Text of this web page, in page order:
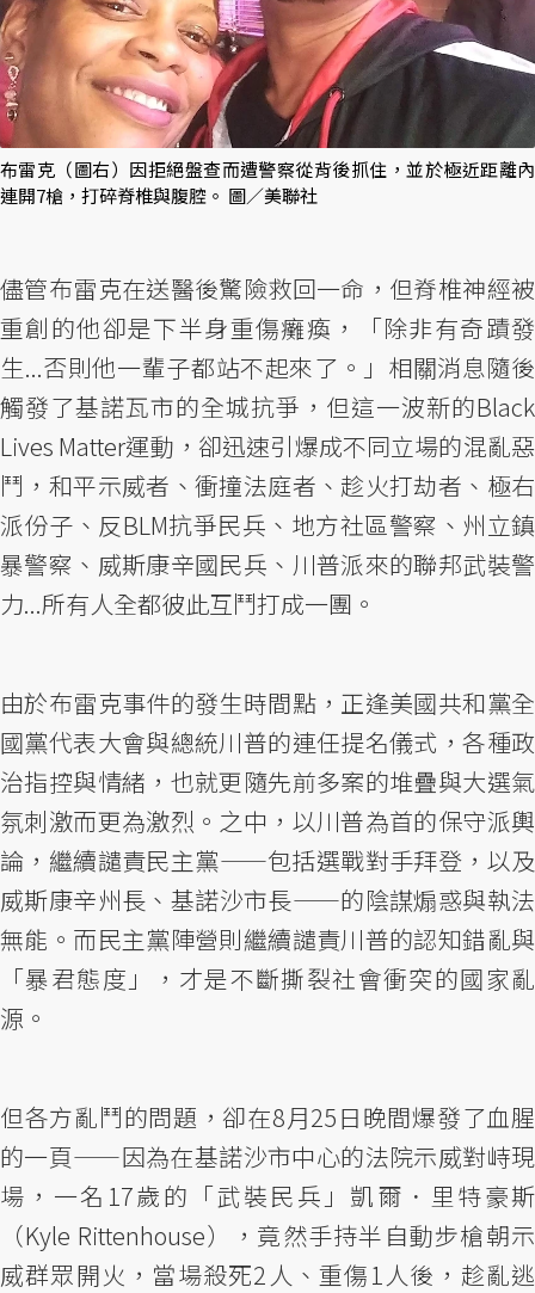
布雷克（圖右）因拒絕盤查而遭警察從背後抓住，並於極近距離內
連開7槍，打碎脊椎與腹腔。 圖／美聯社
儘管布雷克在送醫後驚險救回一命，但脊椎神經被
重創的他卻是下半身重傷癱瘓，「除非有奇蹟發
生...否則他一輩子都站不起來了。」相關消息隨後
觸發了基諾瓦市的全城抗爭，但這一波新的Black
Lives Matter運動，卻迅速引爆成不同立場的混亂惡
鬥，和平示威者、衝撞法庭者、趁火打劫者、極右
派份子、反BLM抗爭民兵、地方社區警察、州立鎮
暴警察、威斯康辛國民兵、川普派來的聯邦武裝警
力...所有人全都彼此互鬥打成一團。
由於布雷克事件的發生時間點，正逢美國共和黨全
國黨代表大會與總統川普的連任提名儀式，各種政
治指控與情緒，也就更隨先前多案的堆疊與大選氣
氛刺激而更為激烈。之中，以川普為首的保守派輿
論，繼續譴責民主黨——包括選戰對手拜登，以及
威斯康辛州長、基諾沙市長——的陰謀煽惑與執法
無能。而民主黨陣營則繼續譴責川普的認知錯亂與
「暴君態度」，才是不斷撕裂社會衝突的國家亂
源。
但各方亂鬥的問題，卻在8月25日晚間爆發了血腥
的一頁——因為在基諾沙市中心的法院示威對峙現
場，一名17歲的「武裝民兵」凱爾．里特豪斯
（Kyle Rittenhouse），竟然手持半自動步槍朝示
威群眾開火，當場殺死2人、重傷1人後，趁亂逃